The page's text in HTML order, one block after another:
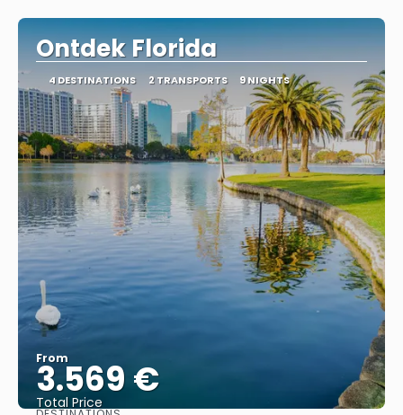
Ontdek Florida
4 DESTINATIONS 2 TRANSPORTS 9 NIGHTS
From
3.569 €
Total Price